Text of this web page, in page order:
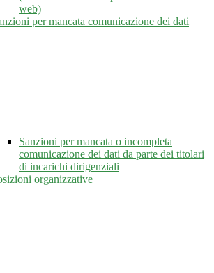
web)
per mancata comunicazione dei dati
Sanzioni per mancata o incompleta
comunicazione dei dati da parte dei titolari
di incarichi dirigenziali
organizzative